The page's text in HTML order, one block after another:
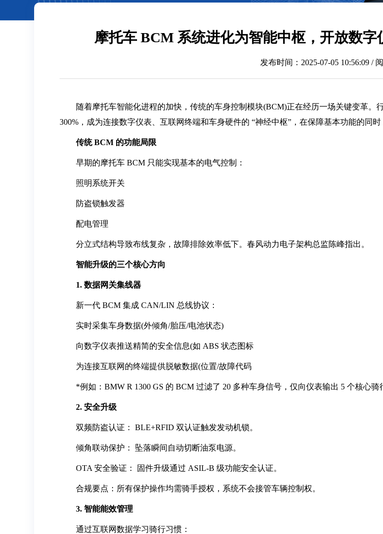
联系方式
摩托车 BCM 系统进化为智能中枢，开放数
发布时间：2025-07-05 10:56:09 /
随着摩托车智能化进程的加快，传统的车身控制模块(BCM)正在经历一场关键变革。
300%，成为连接数字仪表、互联网终端和车身硬件的 “神经中枢”，在保障基本功能的同时
传统 BCM 的功能局限
早期的摩托车 BCM 只能实现基本的电气控制：
照明系统开关
防盗锁触发器
配电管理
分立式结构导致布线复杂，故障排除效率低下。春风动力电子架构总监陈峰指出。
智能升级的三个核心方向
1. 数据网关集线器
新一代 BCM 集成 CAN/LIN 总线协议：
实时采集车身数据(外倾角/胎压/电池状态)
向数字仪表推送精简的安全信息(如 ABS 状态图标
为连接互联网的终端提供脱敏数据(位置/故障代码
*例如：BMW R 1300 GS 的 BCM 过滤了 20 多种车身信号，仅向仪表输出 5 个核心骑
2. 安全升级
双频防盗认证： BLE+RFID 双认证触发发动机锁。
倾角联动保护： 坠落瞬间自动切断油泵电源。
OTA 安全验证： 固件升级通过 ASIL-B 级功能安全认证。
合规要点：所有保护操作均需骑手授权，系统不会接管车辆控制权。
3. 智能能效管理
通过互联网数据学习骑行习惯：